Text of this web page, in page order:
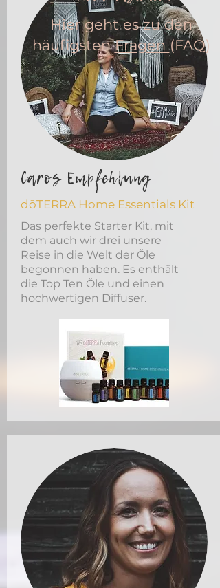
Caros Empfehlung
dōTERRA Home Essentials Kit
Das perfekte Starter Kit, mit
dem auch wir drei unsere
Reise in die Welt der Öle
begonnen haben. Es enthält
die Top Ten Öle und einen
hochwertigen Diffuser.
Hier geht es zu den
häufigstenFragen(FAQ)